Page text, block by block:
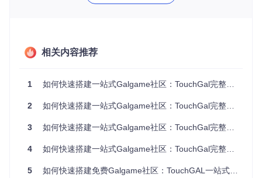
首先确保您的系统已安装Node.js 18+、pnpm、PostgreSQL
和Redis。然后克隆项目到本地：
git clone
复制环境变量模板并配置数据库连接：
相关内容推荐
1 如何快速搭建一站式Galgame社区：TouchGal完整部署指南
2 如何快速搭建一站式Galgame社区：TouchGal完整部署指南
3 如何快速搭建一站式Galgame社区：TouchGal完整部署指南
4 如何快速搭建一站式Galgame社区：TouchGal完整部署指南
5 如何快速搭建免费Galgame社区：TouchGAL一站式解决方案终极指南